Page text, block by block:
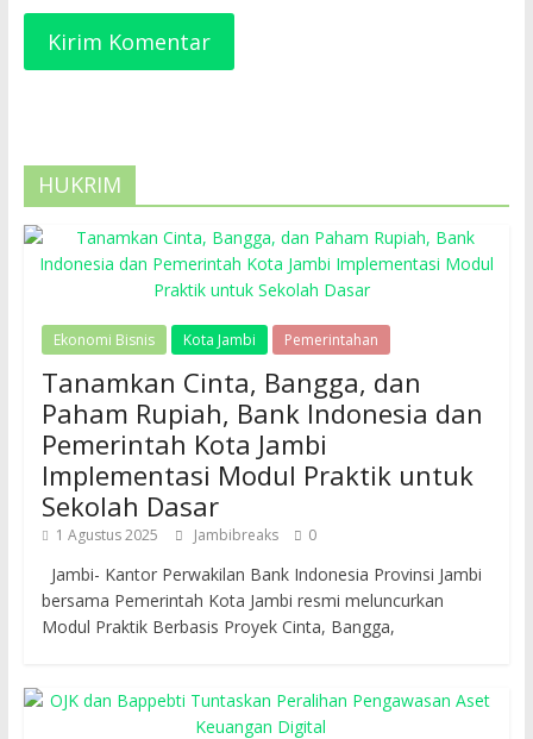
HUKRIM
Ekonomi Bisnis Kota Jambi Pemerintahan
Tanamkan Cinta, Bangga, dan
Paham Rupiah, Bank Indonesia dan
Pemerintah Kota Jambi
Implementasi Modul Praktik untuk
Sekolah Dasar
1 Agustus 2025 Jambibreaks 0
Jambi- Kantor Perwakilan Bank Indonesia Provinsi Jambi
bersama Pemerintah Kota Jambi resmi meluncurkan
Modul Praktik Berbasis Proyek Cinta, Bangga,